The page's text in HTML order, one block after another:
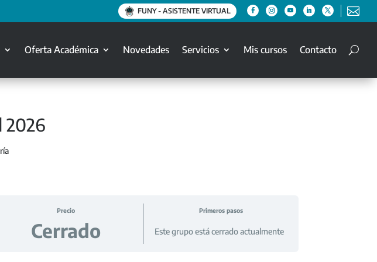
FUNY - ASISTENTE VIRTUAL 
Oferta Académica Novedades Servicios Mis cursos Contacto
2026
Precio
Cerrado
Primeros pasos
Este grupo está cerrado actualmente